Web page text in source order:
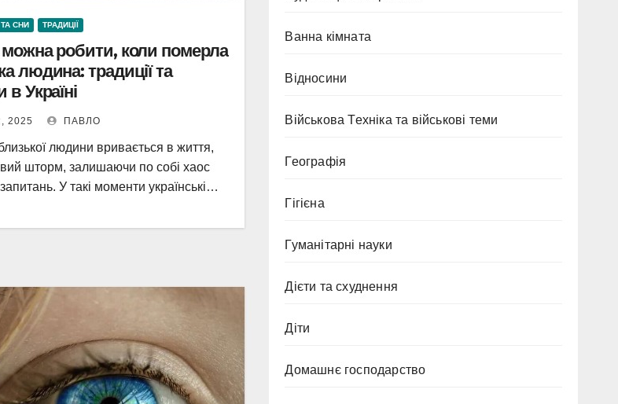
СНИ ТРАДИЦІЇ
робити, коли померла
людина: традиції та
в Україні
2025 ПАВЛО
людини вривається в життя,
шторм, залишаючи по собі хаос
У такі моменти українські…
Ванна кімната
Відносини
Військова Техніка та військові теми
Географія
Гігієна
Гуманітарні науки
Дієти та схуднення
Діти
Домашнє господарство